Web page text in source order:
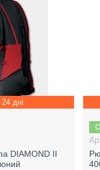
дні
DIAMOND II